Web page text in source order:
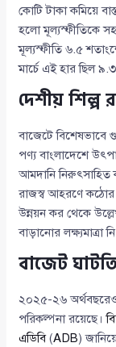
কোটি টাকা কমিয়ে
হলো মূল্যস্ফীতিকে
মূল্যস্ফীতি ৬.৫
মার্চে এই হার ছিল
দেশীয় শিল্প
বাজেটে বিশেষভাবে
পণ্য বাংলাদেশে
আমদানি
রাজস্ব আহরণে কঠোর
উন্নয়ন কর থেকে
বাড়ানোর লক্ষ্যমাত্রা
বাজেট
২০২৫-২৬ অর্থবছরেও
পরিকল্পনা রয়েছে।
এডিবি(ADB)